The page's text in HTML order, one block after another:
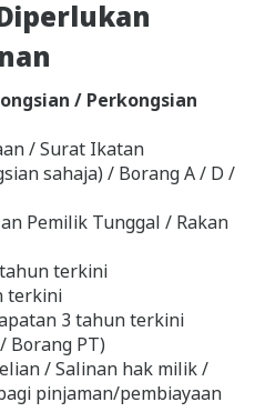
/ Perkongsian
/ Surat Ikatan
sahaja) / Borang A / D /
Pemilik Tunggal / Rakan
terkini
terkini
3 tahun terkini
Borang PT)
/ Salinan hak milik /
pinjaman/pembiayaan